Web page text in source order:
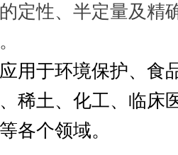
定性、半定量及精
用于环境保护、食
稀土、化工、临床
各个领域。